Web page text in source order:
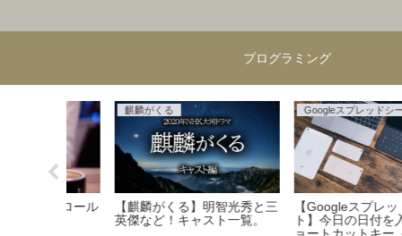
プログラミング
Googleスプレッドシート
【Googleスプレッドシー
ト】【Excel】本当によく使
JavaScript
JavaScript練習：「ゲー
発Canvasチュートリアル